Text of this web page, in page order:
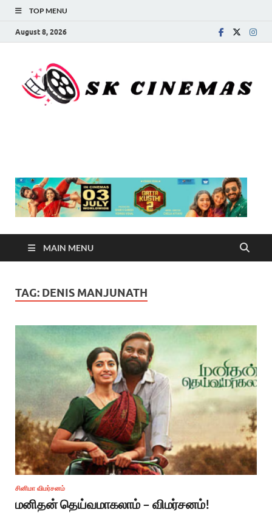
TOP MENU
August 8, 2026
MAIN MENU
TAG: DENIS MANJUNATH
சினிமா விமர்சனம்
மனிதன் தெய்வமாகலாம் – விமர்சனம்!